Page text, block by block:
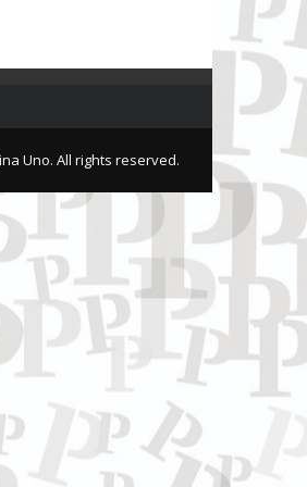
Uno. All rights reserved.